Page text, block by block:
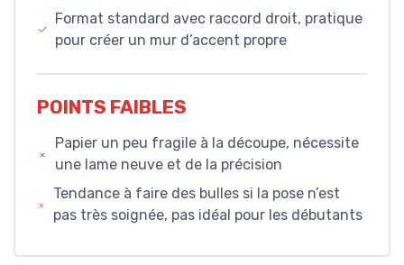
Format standard avec raccord droit, pratique
pour créer un mur d’accent propre
POINTS FAIBLES
Papier un peu fragile à la découpe, nécessite
une lame neuve et de la précision
Tendance à faire des bulles si la pose n’est
pas très soignée, pas idéal pour les débutants